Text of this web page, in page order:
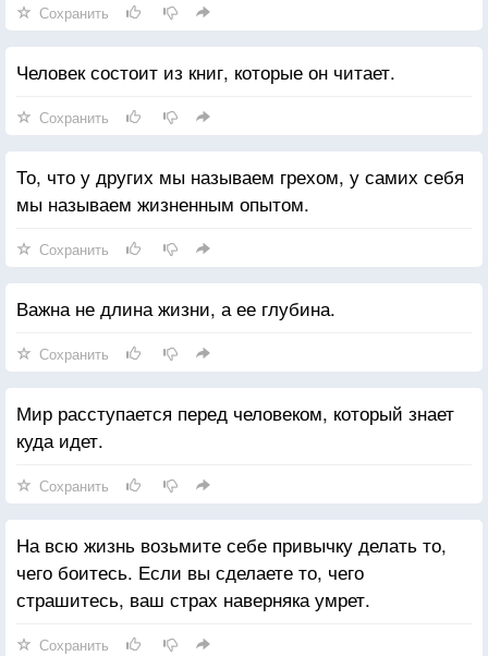
Сохранить
Человек состоит из книг, которые он читает.
Сохранить
То, что у других мы называем грехом, у самих себя
мы называем жизненным опытом.
Сохранить
Важна не длина жизни, а ее глубина.
Сохранить
Мир расступается перед человеком, который знает
куда идет.
Сохранить
На всю жизнь возьмите себе привычку делать то,
чего боитесь. Если вы сделаете то, чего
страшитесь, ваш страх наверняка умрет.
Сохранить